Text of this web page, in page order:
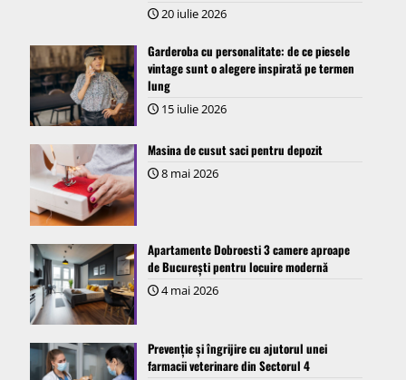
20 iulie 2026
Garderoba cu personalitate: de ce piesele
vintage sunt o alegere inspirată pe termen
lung
15 iulie 2026
Masina de cusut saci pentru depozit
8 mai 2026
Apartamente Dobroesti 3 camere aproape
de București pentru locuire modernă
4 mai 2026
Prevenție și îngrijire cu ajutorul unei
farmacii veterinare din Sectorul 4